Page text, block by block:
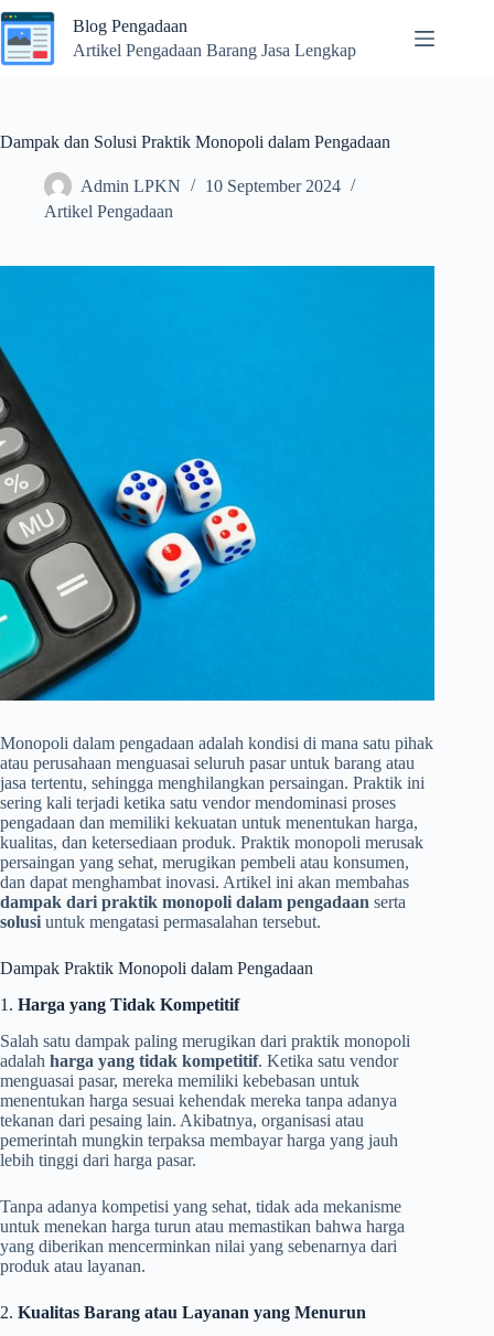
Skip
to
content
Blog Pengadaan
Artikel Pengadaan Barang Jasa Lengkap
Dampak dan Solusi Praktik Monopoli dalam Pengadaan
Admin LPKN
10 September 2024
Artikel Pengadaan
Monopoli dalam pengadaan adalah kondisi di mana satu pihak
atau perusahaan menguasai seluruh pasar untuk barang atau
jasa tertentu, sehingga menghilangkan persaingan. Praktik ini
sering kali terjadi ketika satu vendor mendominasi proses
pengadaan dan memiliki kekuatan untuk menentukan harga,
kualitas, dan ketersediaan produk. Praktik monopoli merusak
persaingan yang sehat, merugikan pembeli atau konsumen,
dan dapat menghambat inovasi. Artikel ini akan membahas
dampak dari praktik monopoli dalam pengadaan serta
solusi untuk mengatasi permasalahan tersebut.
Dampak Praktik Monopoli dalam Pengadaan
1. Harga yang Tidak Kompetitif
Salah satu dampak paling merugikan dari praktik monopoli
adalah harga yang tidak kompetitif. Ketika satu vendor
menguasai pasar, mereka memiliki kebebasan untuk
menentukan harga sesuai kehendak mereka tanpa adanya
tekanan dari pesaing lain. Akibatnya, organisasi atau
pemerintah mungkin terpaksa membayar harga yang jauh
lebih tinggi dari harga pasar.
Tanpa adanya kompetisi yang sehat, tidak ada mekanisme
untuk menekan harga turun atau memastikan bahwa harga
yang diberikan mencerminkan nilai yang sebenarnya dari
produk atau layanan.
2. Kualitas Barang atau Layanan yang Menurun